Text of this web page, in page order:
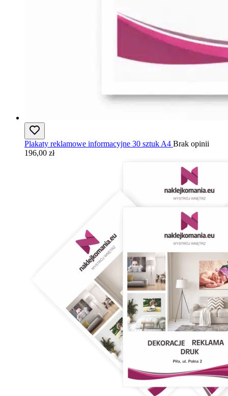
Plakaty reklamowe informacyjne 30 sztuk A4 Brak opinii
196,00 zł